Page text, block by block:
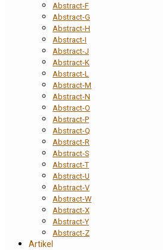
Abstract-F
Abstract-G
Abstract-H
Abstract-I
Abstract-J
Abstract-K
Abstract-L
Abstract-M
Abstract-N
Abstract-O
Abstract-P
Abstract-Q
Abstract-R
Abstract-S
Abstract-T
Abstract-U
Abstract-V
Abstract-W
Abstract-X
Abstract-Y
Abstract-Z
Artikel